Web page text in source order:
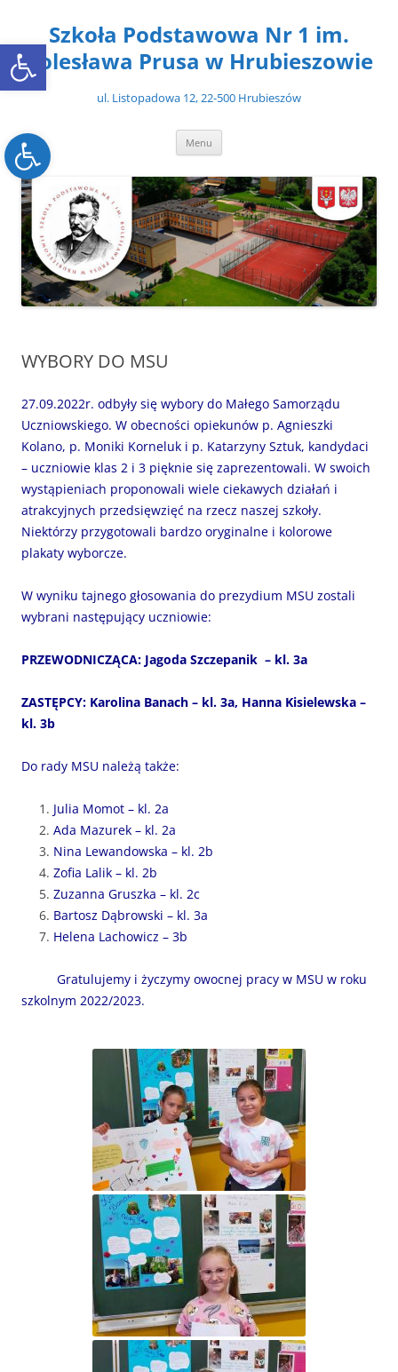
Open toolbar
Open toolbar
treściSzkoła Podstawowa Nr 1 im.
Bolesława Prusa w Hrubieszowie
ul. Listopadowa 12, 22-500 Hrubieszów
Menu
WYBORY DO MSU
27.09.2022r. odbyły się wybory do Małego Samorządu
Uczniowskiego. W obecności opiekunów p. Agnieszki
Kolano, p. Moniki Korneluk i p. Katarzyny Sztuk, kandydaci
– uczniowie klas 2 i 3 pięknie się zaprezentowali. W swoich
wystąpieniach proponowali wiele ciekawych działań i
atrakcyjnych przedsięwzięć na rzecz naszej szkoły.
Niektórzy przygotowali bardzo oryginalne i kolorowe
plakaty wyborcze.
W wyniku tajnego głosowania do prezydium MSU zostali
wybrani następujący uczniowie:
PRZEWODNICZĄCA: Jagoda Szczepanik – kl. 3a
ZASTĘPCY: Karolina Banach – kl. 3a, Hanna Kisielewska –
kl. 3b
Do rady MSU należą także:
Julia Momot – kl. 2a
Ada Mazurek – kl. 2a
Nina Lewandowska – kl. 2b
Zofia Lalik – kl. 2b
Zuzanna Gruszka – kl. 2c
Bartosz Dąbrowski – kl. 3a
Helena Lachowicz – 3b
Gratulujemy i życzymy owocnej pracy w MSU w roku
szkolnym 2022/2023.